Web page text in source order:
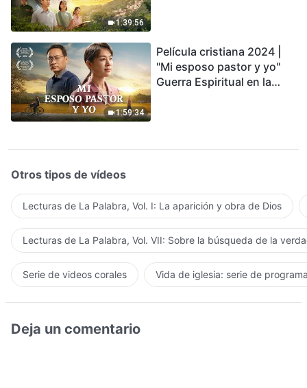
1:39:56
1:59:34
Película cristiana 2024 |
"Mi esposo pastor y yo"
Guerra Espiritual en la
Otros tipos de vídeos
Lecturas de La Palabra, Vol. I: La aparición y obra de Dios
Lecturas de La Palabra, Vol. VII: Sobre la búsqueda de la
Serie de videos corales Vida de iglesia: serie de
Deja un comentario